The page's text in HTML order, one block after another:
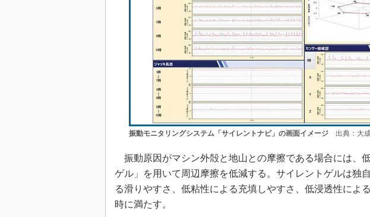
振動モニタリングシステム「サイレントナビ」の画面イメージ出典：大成
振動原因がマシン外殻と地山との摩擦である場合には、
ゲル」を用いて周辺摩擦を低減する。サイレントゲルは独
る滑りやすさ、低粘性による充填しやすさ、低浸透性によ
時に満たす。